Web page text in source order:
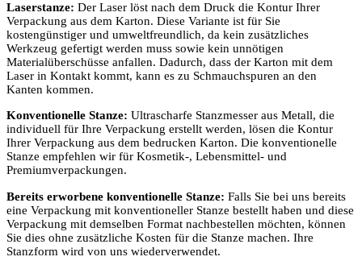
Laserstanze: Der Laser löst nach dem Druck die Kontur Ihrer
Verpackung aus dem Karton. Diese Variante ist für Sie
kostengünstiger und umweltfreundlich, da kein zusätzliches
Werkzeug gefertigt werden muss sowie kein unnötigen
Materialüberschüsse anfallen. Dadurch, dass der Karton mit dem
Laser in Kontakt kommt, kann es zu Schmauchspuren an den
Kanten kommen.
Konventionelle Stanze: Ultrascharfe Stanzmesser aus Metall, die
individuell für Ihre Verpackung erstellt werden, lösen die Kontur
Ihrer Verpackung aus dem bedrucken Karton. Die konventionelle
Stanze empfehlen wir für Kosmetik-, Lebensmittel- und
Premiumverpackungen.
Bereits erworbene konventionelle Stanze: Falls Sie bei uns bereits
eine Verpackung mit konventioneller Stanze bestellt haben und diese
Verpackung mit demselben Format nachbestellen möchten, können
Sie dies ohne zusätzliche Kosten für die Stanze machen. Ihre
Stanzform wird von uns wiederverwendet.